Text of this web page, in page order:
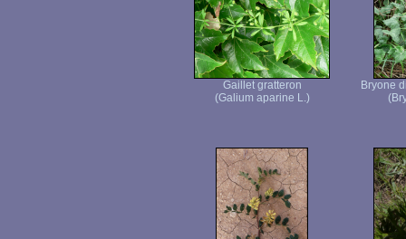
Gaillet gratteron
(Galium aparine L.)
Bryone